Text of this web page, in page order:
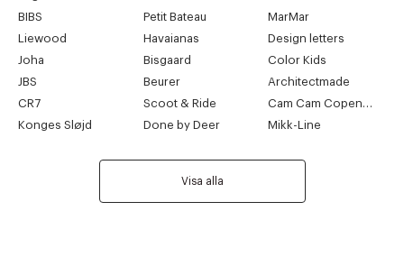
BIBS
Petit Bateau
MarMar
Liewood
Havaianas
Design letters
Joha
Bisgaard
Color Kids
JBS
Beurer
Architectmade
CR7
Scoot & Ride
Konges Sløjd
Done by Deer Mikk-Line
Visa alla